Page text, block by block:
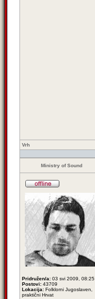
Vrh
Ministry of Sound
Pridružen/a: 03 svi 2009, 08:25
Postovi: 43709
Lokacija: Folklorni Jugoslaven,
praktični Hrvat